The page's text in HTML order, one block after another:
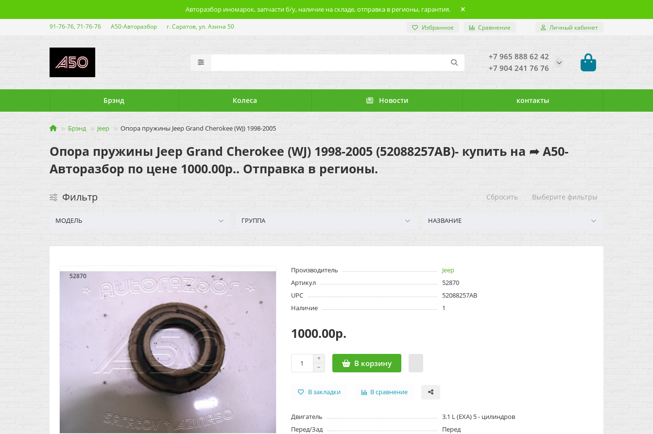
Авторазбор иномарок, запчасти б/у, наличие на складе, отправка в регионы, гарантия.
91-76-76, 71-76-76 А50-Авторазбор г. Саратов, ул. Азина 50 Избранное Сравнение Личный кабинет
+7 965 888 62 42
+7 904 241 76 76
Брэнд Колеса Новости контакты
Брэнд Jeep Опора пружины Jeep Grand Cherokee (WJ) 1998-2005
Опора пружины Jeep Grand Cherokee (WJ) 1998-2005 (52088257AB)- купить на ➦ А50-
Авторазбор по цене 1000.00р.. Отправка в регионы.
Фильтр Сбросить Выберите фильтры
МОДЕЛЬ ГРУППА НАЗВАНИЕ
52870
Производитель
Jeep
Артикул
52870
UPC
52088257AB
Наличие
1
1000.00р.
В корзину
В закладки В сравнение
Двигатель
3.1 L (EXA) 5 - цилиндров
Перед/Зад
Перед